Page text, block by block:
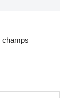
champs